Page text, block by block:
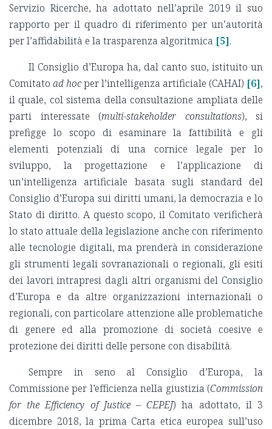
Servizio Ricerche, ha adottato nell’aprile 2019 il suo
rapporto per il quadro di riferimento per un’autorità
per l’affidabilità e la trasparenza algoritmica [5].
Il Consiglio d’Europa ha, dal canto suo, istituito un
Comitato ad hocper l’intelligenza artificiale (CAHAI) [6],
il quale, col sistema della consultazione ampliata delle
parti interessate (multi-stakeholder consultations), si
prefigge lo scopo di esaminare la fattibilità e gli
elementi potenziali di una cornice legale per lo
sviluppo, la progettazione e l’applicazione di
un’intelligenza artificiale basata sugli standard del
Consiglio d’Europa sui diritti umani, la democrazia e lo
Stato di diritto. A questo scopo, il Comitato verificherà
lo stato attuale della legislazione anche con riferimento
alle tecnologie digitali, ma prenderà in considerazione
gli strumenti legali sovranazionali o regionali, gli esiti
dei lavori intrapresi dagli altri organismi del Consiglio
d’Europa e da altre organizzazioni internazionali o
regionali, con particolare attenzione alle problematiche
di genere ed alla promozione di società coesive e
protezione dei diritti delle persone con disabilità.
Sempre in seno al Consiglio d’Europa, la
Commissione per l’efficienza nella giustizia (Commission
for the Efficiency of Justice – CEPEJ) ha adottato, il 3
dicembre 2018, la prima Carta etica europea sull’uso